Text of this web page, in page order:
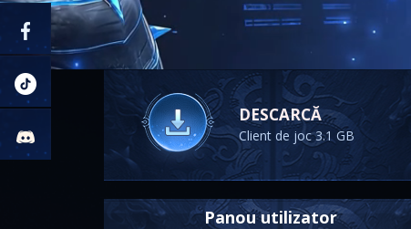
DESCARCĂ
Client de joc 3.1 GB
Panou utilizator